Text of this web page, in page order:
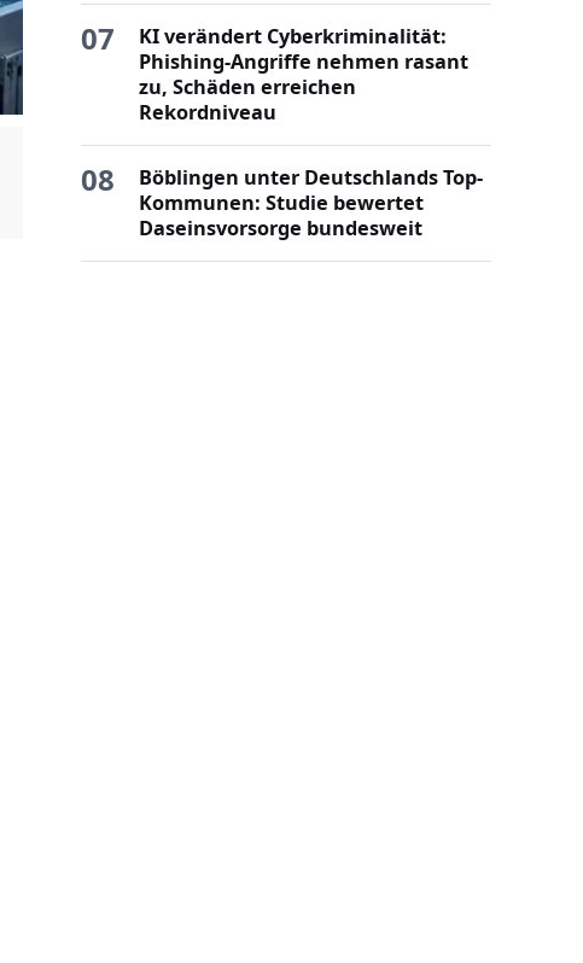
07
KI verändert Cyberkriminalität:
Phishing-Angriffe nehmen rasant
zu, Schäden erreichen
Rekordniveau
08
Böblingen unter Deutschlands Top-
Kommunen: Studie bewertet
Daseinsvorsorge bundesweit